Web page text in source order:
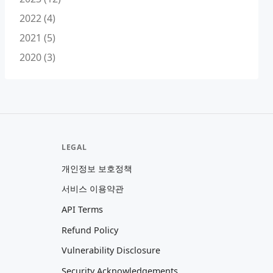
2022 (4)
2021 (5)
2020 (3)
LEGAL
개인정보 보호정책
서비스 이용약관
API Terms
Refund Policy
Vulnerability Disclosure
Security Acknowledgements